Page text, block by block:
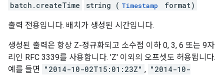
batch.createTime string ( Timestamp format)
출력 전용입니다. 배치가 생성된 시간입니다.
생성된 출력은 항상 Z-정규화되고 소수점 이하 0, 3, 6 또는 9자
리인 RFC 3339를 사용합니다. 'Z' 이외의 오프셋도 허용됩니다.
예를 들면
"2014-10-02T15:01:23Z" , "2014-10-